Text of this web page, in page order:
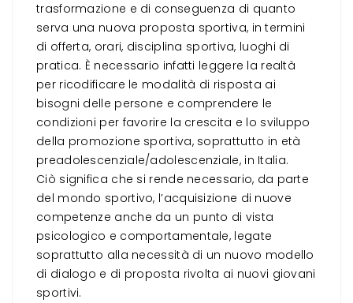
trasformazione e di conseguenza di quanto
serva una nuova proposta sportiva, in termini
di offerta, orari, disciplina sportiva, luoghi di
pratica. È necessario infatti leggere la realtà
per ricodificare le modalità di risposta ai
bisogni delle persone e comprendere le
condizioni per favorire la crescita e lo sviluppo
della promozione sportiva, soprattutto in età
preadolescenziale/adolescenziale, in Italia.
Ciò significa che si rende necessario, da parte
del mondo sportivo, l’acquisizione di nuove
competenze anche da un punto di vista
psicologico e comportamentale, legate
soprattutto alla necessità di un nuovo modello
di dialogo e di proposta rivolta ai nuovi giovani
sportivi.